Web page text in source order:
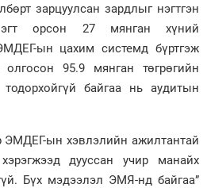
зарцуулсан зардлыг нэгтгэн
орсон 27 мянган хүний
ын цахим системд бүртгэж
олгосон 95.9 мянган төгрөгийн
байгаа нь аудитын
ЭМДЕГ-ын хэвлэлийн ажилтантай
дууссан учир манайх
Бүх мэдээлэл ЭМЯ-нд байгаа”